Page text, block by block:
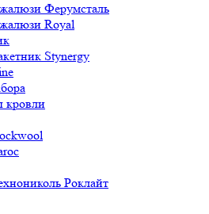
Ферумсталь
Royal
Stynergy
кровли
Роклайт